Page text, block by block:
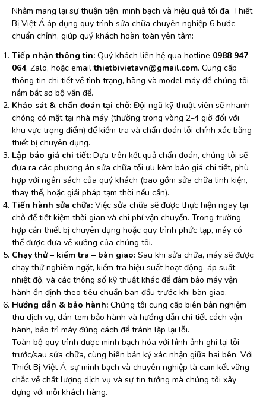
Nhằm mang lại sự thuận tiện, minh bạch và hiệu quả tối đa, Thiết
Bị Việt Á áp dụng quy trình sửa chữa chuyên nghiệp 6 bước
chuẩn chỉnh, giúp quý khách hoàn toàn yên tâm:
Tiếp nhận thông tin: Quý khách liên hệ qua hotline 0988 947
064, Zalo, hoặc emailthietbivietavn@gmail.com. Cung cấp
thông tin chi tiết về tình trạng, hãng và model máy để chúng tôi
nắm bắt sơ bộ vấn đề.
Khảo sát & chẩn đoán tại chỗ: Đội ngũ kỹ thuật viên sẽ nhanh
chóng có mặt tại nhà máy (thường trong vòng 2-4 giờ đối với
khu vực trọng điểm) để kiểm tra và chẩn đoán lỗi chính xác bằng
thiết bị chuyên dụng.
Lập báo giá chi tiết: Dựa trên kết quả chẩn đoán, chúng tôi sẽ
đưa ra các phương án sửa chữa tối ưu kèm báo giá chi tiết, phù
hợp với ngân sách của quý khách (bao gồm sửa chữa linh kiện,
thay thế, hoặc giải pháp tạm thời nếu cần).
Tiến hành sửa chữa: Việc sửa chữa sẽ được thực hiện ngay tại
chỗ để tiết kiệm thời gian và chi phí vận chuyển. Trong trường
hợp cần thiết bị chuyên dụng hoặc quy trình phức tạp, máy có
thể được đưa về xưởng của chúng tôi.
Chạy thử – kiểm tra – bàn giao: Sau khi sửa chữa, máy sẽ được
chạy thử nghiêm ngặt, kiểm tra hiệu suất hoạt động, áp suất,
nhiệt độ, và các thông số kỹ thuật khác để đảm bảo máy vận
hành ổn định theo tiêu chuẩn ban đầu trước khi bàn giao.
Hướng dẫn & bảo hành: Chúng tôi cung cấp biên bản nghiệm
thu dịch vụ, dán tem bảo hành và hướng dẫn chi tiết cách vận
hành, bảo trì máy đúng cách để tránh lặp lại lỗi.
Toàn bộ quy trình được minh bạch hóa với hình ảnh ghi lại lỗi
trước/sau sửa chữa, cùng biên bản ký xác nhận giữa hai bên. Với
Thiết Bị Việt Á, sự minh bạch và chuyên nghiệp là cam kết vững
chắc về chất lượng dịch vụ và sự tin tưởng mà chúng tôi xây
dựng với mỗi khách hàng.